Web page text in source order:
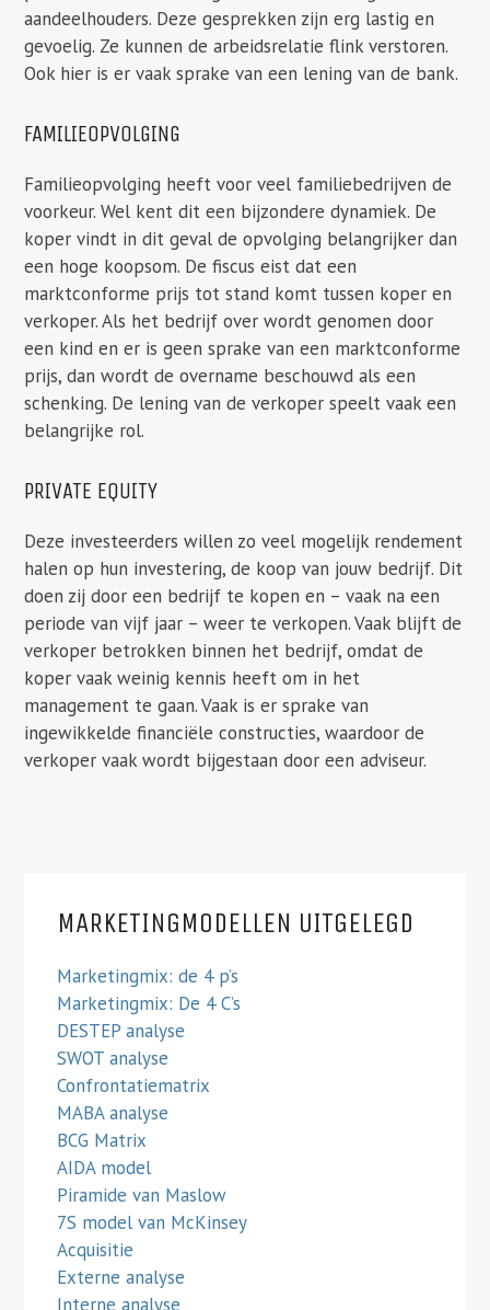
aandeelhouders. Deze gesprekken zijn erg lastig en
gevoelig. Ze kunnen de arbeidsrelatie flink verstoren.
Ook hier is er vaak sprake van een lening van de bank.
FAMILIEOPVOLGING
Familieopvolging heeft voor veel familiebedrijven de
voorkeur. Wel kent dit een bijzondere dynamiek. De
koper vindt in dit geval de opvolging belangrijker dan
een hoge koopsom. De fiscus eist dat een
marktconforme prijs tot stand komt tussen koper en
verkoper. Als het bedrijf over wordt genomen door
een kind en er is geen sprake van een marktconforme
prijs, dan wordt de overname beschouwd als een
schenking. De lening van de verkoper speelt vaak een
belangrijke rol.
PRIVATE EQUITY
Deze investeerders willen zo veel mogelijk rendement
halen op hun investering, de koop van jouw bedrijf. Dit
doen zij door een bedrijf te kopen en – vaak na een
periode van vijf jaar – weer te verkopen. Vaak blijft de
verkoper betrokken binnen het bedrijf, omdat de
koper vaak weinig kennis heeft om in het
management te gaan. Vaak is er sprake van
ingewikkelde financiële constructies, waardoor de
verkoper vaak wordt bijgestaan door een adviseur.
MARKETINGMODELLEN UITGELEGD
Marketingmix: de 4 p’s
Marketingmix: De 4 C’s
DESTEP analyse
SWOT analyse
Confrontatiematrix
MABA analyse
BCG Matrix
AIDA model
Piramide van Maslow
7S model van McKinsey
Acquisitie
Externe analyse
Interne analyse